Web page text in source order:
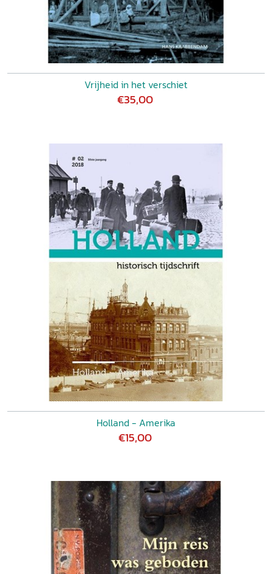
Vrijheid in het verschiet
€35,00
Holland - Amerika
€15,00